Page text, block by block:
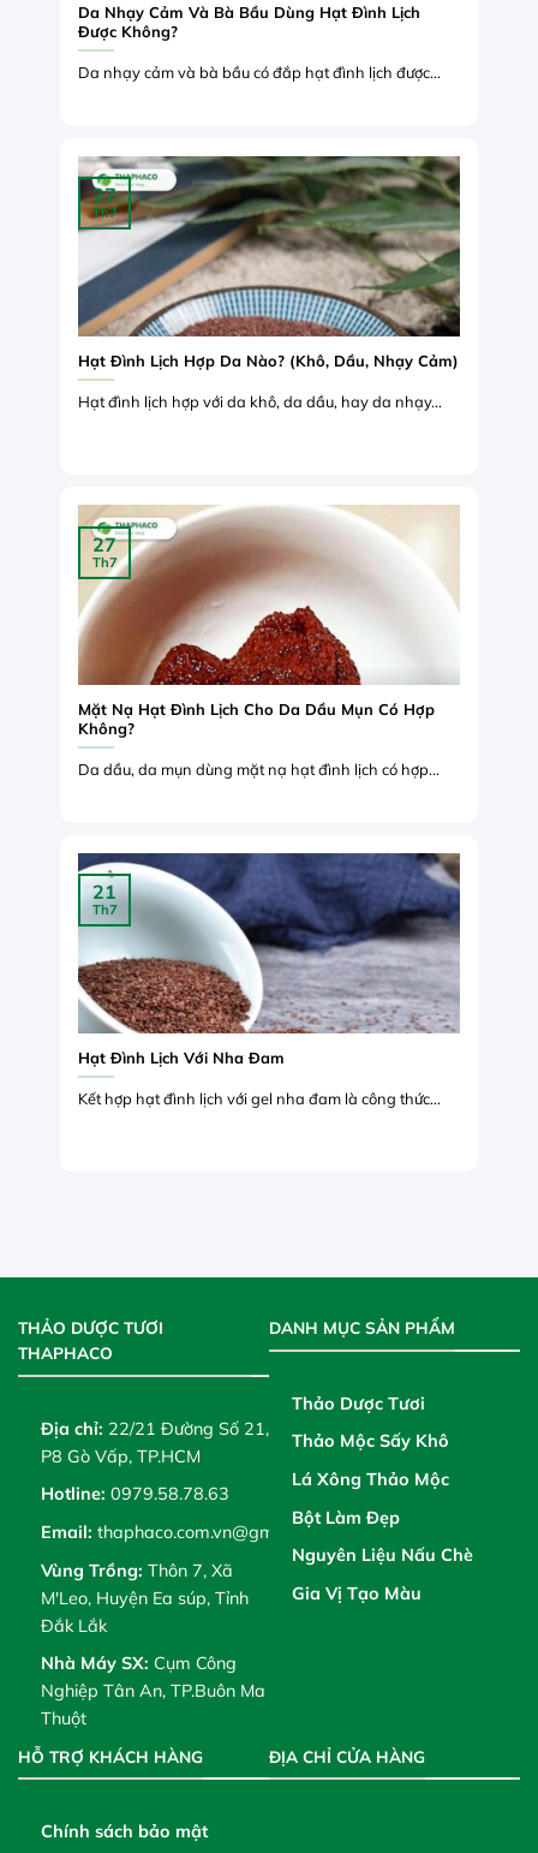
Da Nhạy Cảm Và Bà Bầu Dùng Hạt Đình Lịch
Được Không?
Da nhạy cảm và bà bầu có đắp hạt đình lịch được...
Hạt Đình Lịch Hợp Da Nào? (Khô, Dầu, Nhạy Cảm)
Hạt đình lịch hợp với da khô, da dầu, hay da nhạy...
27
Th7
Mặt Nạ Hạt Đình Lịch Cho Da Dầu Mụn Có Hợp
Không?
Da dầu, da mụn dùng mặt nạ hạt đình lịch có hợp...
27
Th7
Hạt Đình Lịch Với Nha Đam
Kết hợp hạt đình lịch với gel nha đam là công thức...
21
Th7
THẢO DƯỢC TƯƠI
THAPHACO
Địa chỉ: 22/21 Đường Số 21,
P8 Gò Vấp, TP.HCM
Hotline: 0979.58.78.63
Email: thaphaco.com.vn@gmail.com
Vùng Trồng: Thôn 7, Xã
M'Leo, Huyện Ea súp, Tỉnh
Đắk Lắk
Nhà Máy SX: Cụm Công
Nghiệp Tân An, TP.Buôn Ma
Thuột
DANH MỤC SẢN PHẨM
Thảo Dược Tươi
Thảo Mộc Sấy Khô
Lá Xông Thảo Mộc
Bột Làm Đẹp
Nguyên Liệu Nấu Chè
Gia Vị Tạo Màu
HỖ TRỢ KHÁCH HÀNG
Chính sách bảo mật
ĐỊA CHỈ CỬA HÀNG